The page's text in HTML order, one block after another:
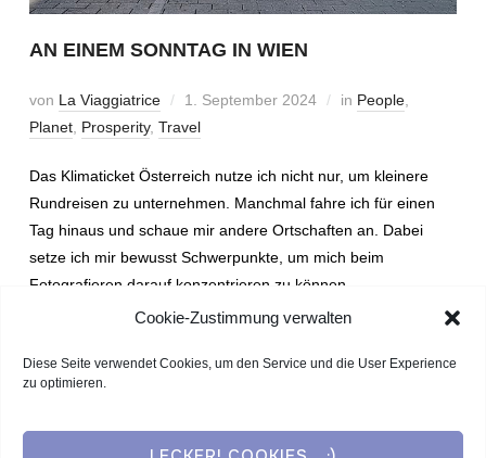
Cookie-Zustimmung verwalten
Diese Seite verwendet Cookies, um den Service und die User Experience
zu optimieren.
AN EINEM SONNTAG IN WIEN
von La Viaggiatrice 1. September 2024 in People,
Planet, Prosperity, Travel
Das Klimaticket Österreich nutze ich nicht nur, um kleinere
Rundreisen zu unternehmen. Manchmal fahre ich für einen
Tag hinaus und schaue mir andere Ortschaften an. Dabei
setze ich mir bewusst Schwerpunkte, um mich beim
Fotografieren darauf konzentrieren zu können.
WEITERLESEN